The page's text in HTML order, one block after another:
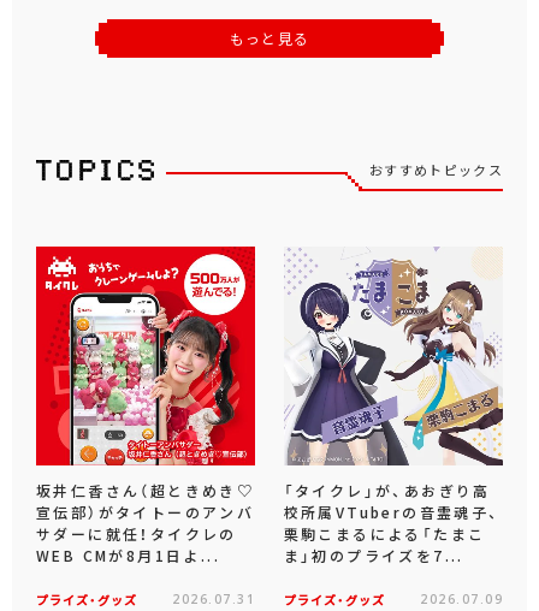
もっと見る
おすすめトピックス
坂井仁香さん（超ときめき♡
宣伝部）がタイトーのアンバ
サダーに就任！タイクレの
WEB CMが8月1日よ...
プライズ・グッズ 2026.07.31
「タイクレ」が、あおぎり高
校所属VTuberの音霊魂子、
栗駒こまるによる「たまこ
ま」初のプライズを7...
プライズ・グッズ 2026.07.09